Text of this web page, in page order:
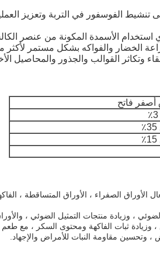
تنشيط الفوسفور في التربة وتعزيز
الأسمدة المكونة من عنصر
الخضار والفواكه بشكل مستمر
وتكاثر القوالب والجذور والمحاصيل
فاتح
الأوراق الصفراء ، الأوراق المتساقطة ،